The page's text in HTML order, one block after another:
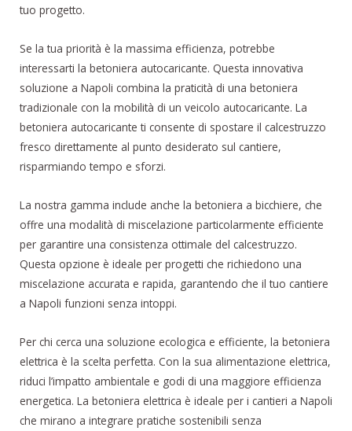
tuo progetto.
Se la tua priorità è la massima efficienza, potrebbe
interessarti la betoniera autocaricante. Questa innovativa
soluzione a Napoli combina la praticità di una betoniera
tradizionale con la mobilità di un veicolo autocaricante. La
betoniera autocaricante ti consente di spostare il calcestruzzo
fresco direttamente al punto desiderato sul cantiere,
risparmiando tempo e sforzi.
La nostra gamma include anche la betoniera a bicchiere, che
offre una modalità di miscelazione particolarmente efficiente
per garantire una consistenza ottimale del calcestruzzo.
Questa opzione è ideale per progetti che richiedono una
miscelazione accurata e rapida, garantendo che il tuo cantiere
a Napoli funzioni senza intoppi.
Per chi cerca una soluzione ecologica e efficiente, la betoniera
elettrica è la scelta perfetta. Con la sua alimentazione elettrica,
riduci l’impatto ambientale e godi di una maggiore efficienza
energetica. La betoniera elettrica è ideale per i cantieri a Napoli
che mirano a integrare pratiche sostenibili senza